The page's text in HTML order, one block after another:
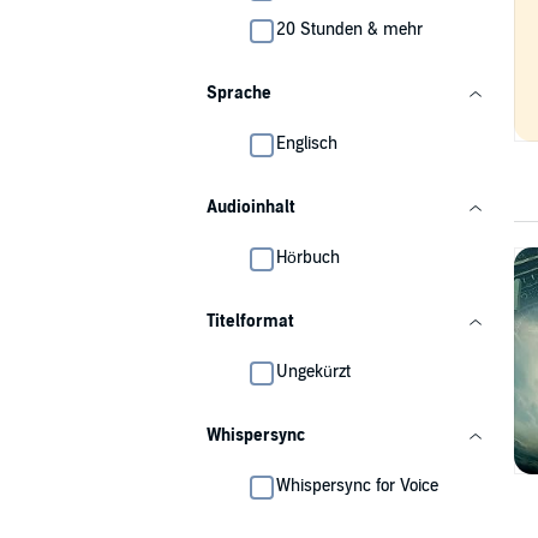
20 Stunden & mehr
Sprache
Englisch
Audioinhalt
Hörbuch
Titelformat
Ungekürzt
Whispersync
Whispersync for Voice